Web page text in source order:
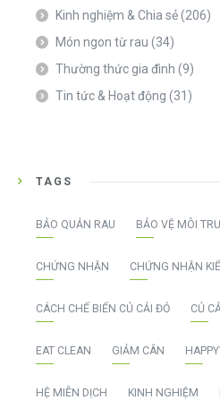
Kinh nghiệm & Chia sẻ(206)
Món ngon từ rau (34)
Thường thức gia đình (9)
Tin tức & Hoạt động (31)
TAGS
BẢO QUẢN RAU BẢO VỆ MÔI
CHỨNG NHẬN CHỨNG NHẬN
CÁCH CHẾ BIẾN CỦ CẢI ĐỎ CỦ
EAT CLEAN GIẢM CÂN
HỆ MIỄN DỊCH KINH NGHIỆM